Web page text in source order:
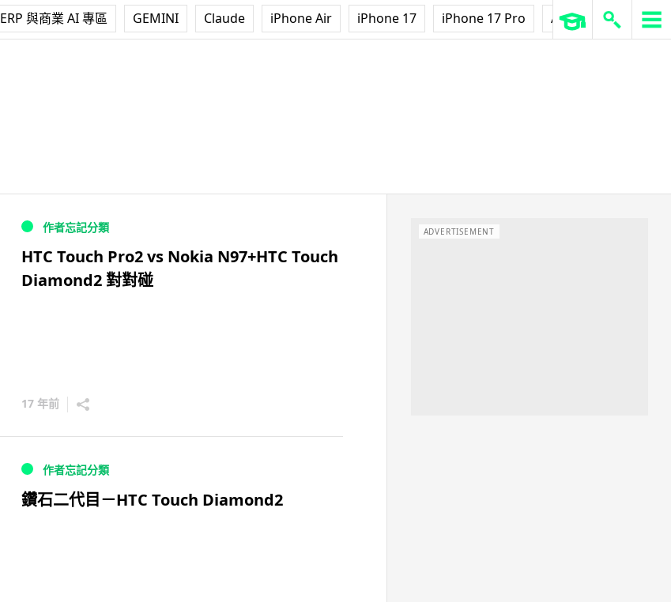
ERP 與商業 AI 專區 GEMINI Claude iPhone Air iPhone 17 iPhone 17 Pro AirPods Pro 3
作者忘記分類
HTC Touch Pro2 vs Nokia N97+HTC Touch
Diamond2 對對碰
17 年前
作者忘記分類
鑽石二代目－HTC Touch Diamond2
ADVERTISEMENT